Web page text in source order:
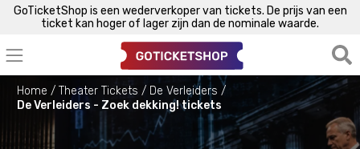
GoTicketShop is een wederverkoper van tickets. De prijs van een
ticket kan hoger of lager zijn dan de nominale waarde.
Home Theater Tickets
De Verleiders
De Verleiders - Zoek dekking! tickets